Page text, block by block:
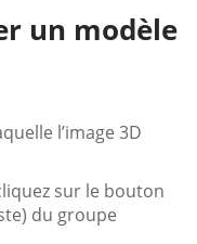
un modèle
l’image 3D
sur le bouton
du groupe